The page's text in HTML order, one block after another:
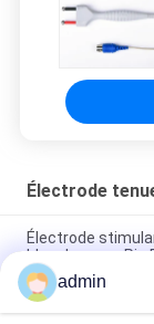
Électrode
Électrode
blanche avec Pin
L'adulte tenu
avec Pin DIN de
admin